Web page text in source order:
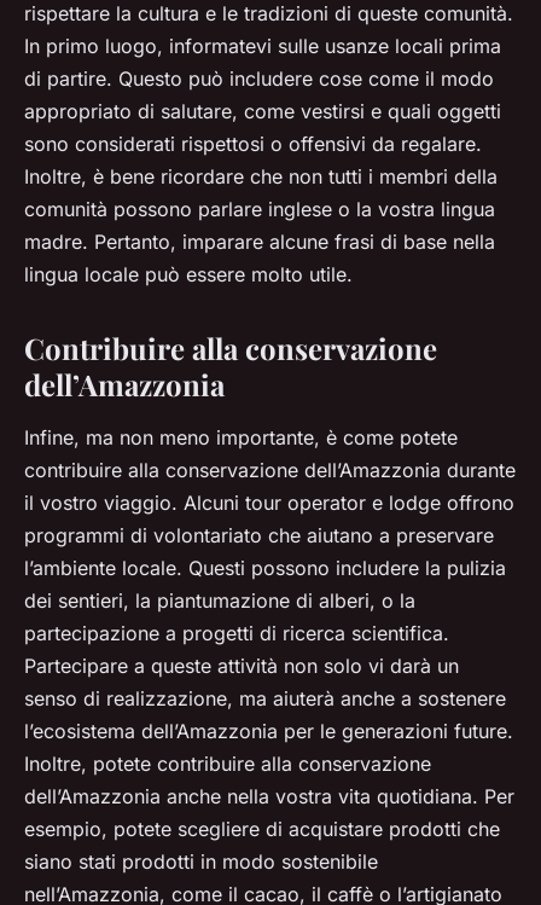
rispettare la cultura e le tradizioni di queste comunità.
In primo luogo, informatevi sulle usanze locali prima
di partire. Questo può includere cose come il modo
appropriato di salutare, come vestirsi e quali oggetti
sono considerati rispettosi o offensivi da regalare.
Inoltre, è bene ricordare che non tutti i membri della
comunità possono parlare inglese o la vostra lingua
madre. Pertanto, imparare alcune frasi di base nella
lingua locale può essere molto utile.
Contribuire alla conservazione
dell’Amazzonia
Infine, ma non meno importante, è come potete
contribuire alla conservazione dell’Amazzonia durante
il vostro viaggio. Alcuni tour operator e lodge offrono
programmi di volontariato che aiutano a preservare
l’ambiente locale. Questi possono includere la pulizia
dei sentieri, la piantumazione di alberi, o la
partecipazione a progetti di ricerca scientifica.
Partecipare a queste attività non solo vi darà un
senso di realizzazione, ma aiuterà anche a sostenere
l’ecosistema dell’Amazzonia per le generazioni future.
Inoltre, potete contribuire alla conservazione
dell’Amazzonia anche nella vostra vita quotidiana. Per
esempio, potete scegliere di acquistare prodotti che
siano stati prodotti in modo sostenibile
nell’Amazzonia, come il cacao, il caffè o l’artigianato